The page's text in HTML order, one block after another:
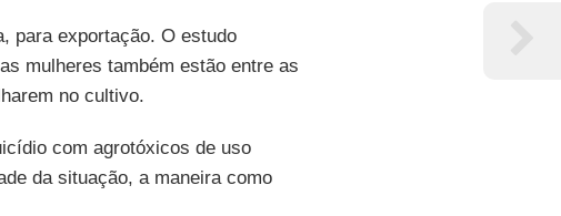
para exportação. O estudo
mulheres também estão entre as
no cultivo.
com agrotóxicos de uso
da situação, a maneira como